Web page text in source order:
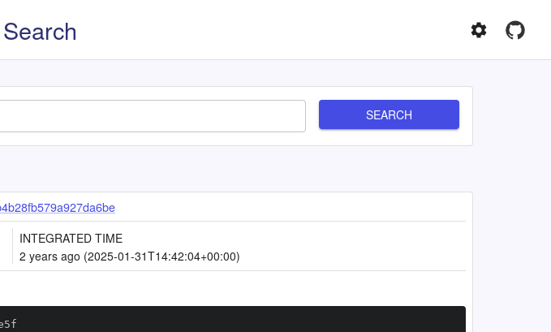
SEARCH
INTEGRATED TIME
2 years ago (2025-01-31T14:42:04+00:00)